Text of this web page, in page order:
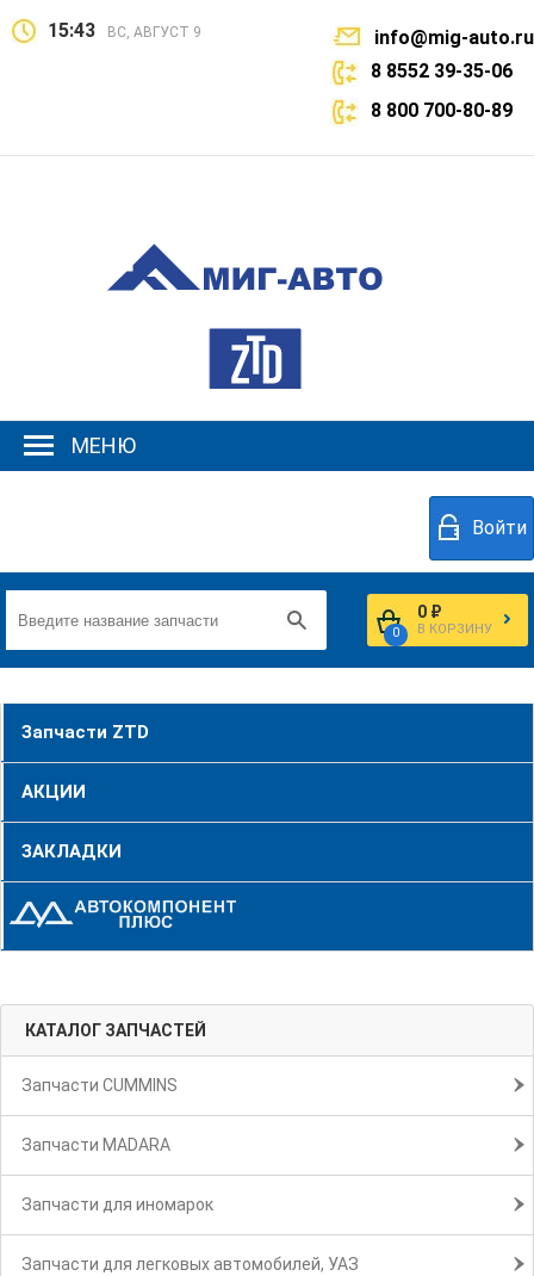
15:43 ВС, АВГУСТ 9
info@mig-auto.ru
8 8552 39-35-06
8 800 700-80-89
МЕНЮ
Войти
0
0 ₽
В КОРЗИНУ
Запчасти ZTD
АКЦИИ
ЗАКЛАДКИ
КАТАЛОГ ЗАПЧАСТЕЙ
Запчасти CUMMINS
Запчасти MADARA
Запчасти для иномарок
Запчасти для легковых автомобилей, УАЗ